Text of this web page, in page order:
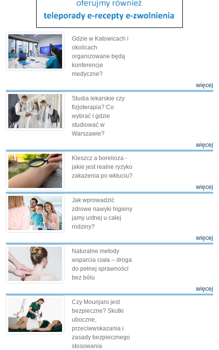
Gdzie w Katowicach i
okolicach
organizowane będą
konferencje
medyczne?
więcej
Studia lekarskie czy
fizjoterapia? Co
wybrać i gdzie
studiować w
Warszawie?
więcej
Kleszcz a borelioza -
jakie jest realne ryzyko
zakażenia po wkłuciu?
więcej
Jak wprowadzić
zdrowe nawyki higieny
jamy ustnej u całej
rodziny?
więcej
Naturalne metody
wsparcia ciała – droga
do pełnej sprawności
bez bólu
więcej
Czy Mounjaro jest
bezpieczne? Skutki
uboczne,
przeciwwskazania i
zasady bezpiecznego
stosowania